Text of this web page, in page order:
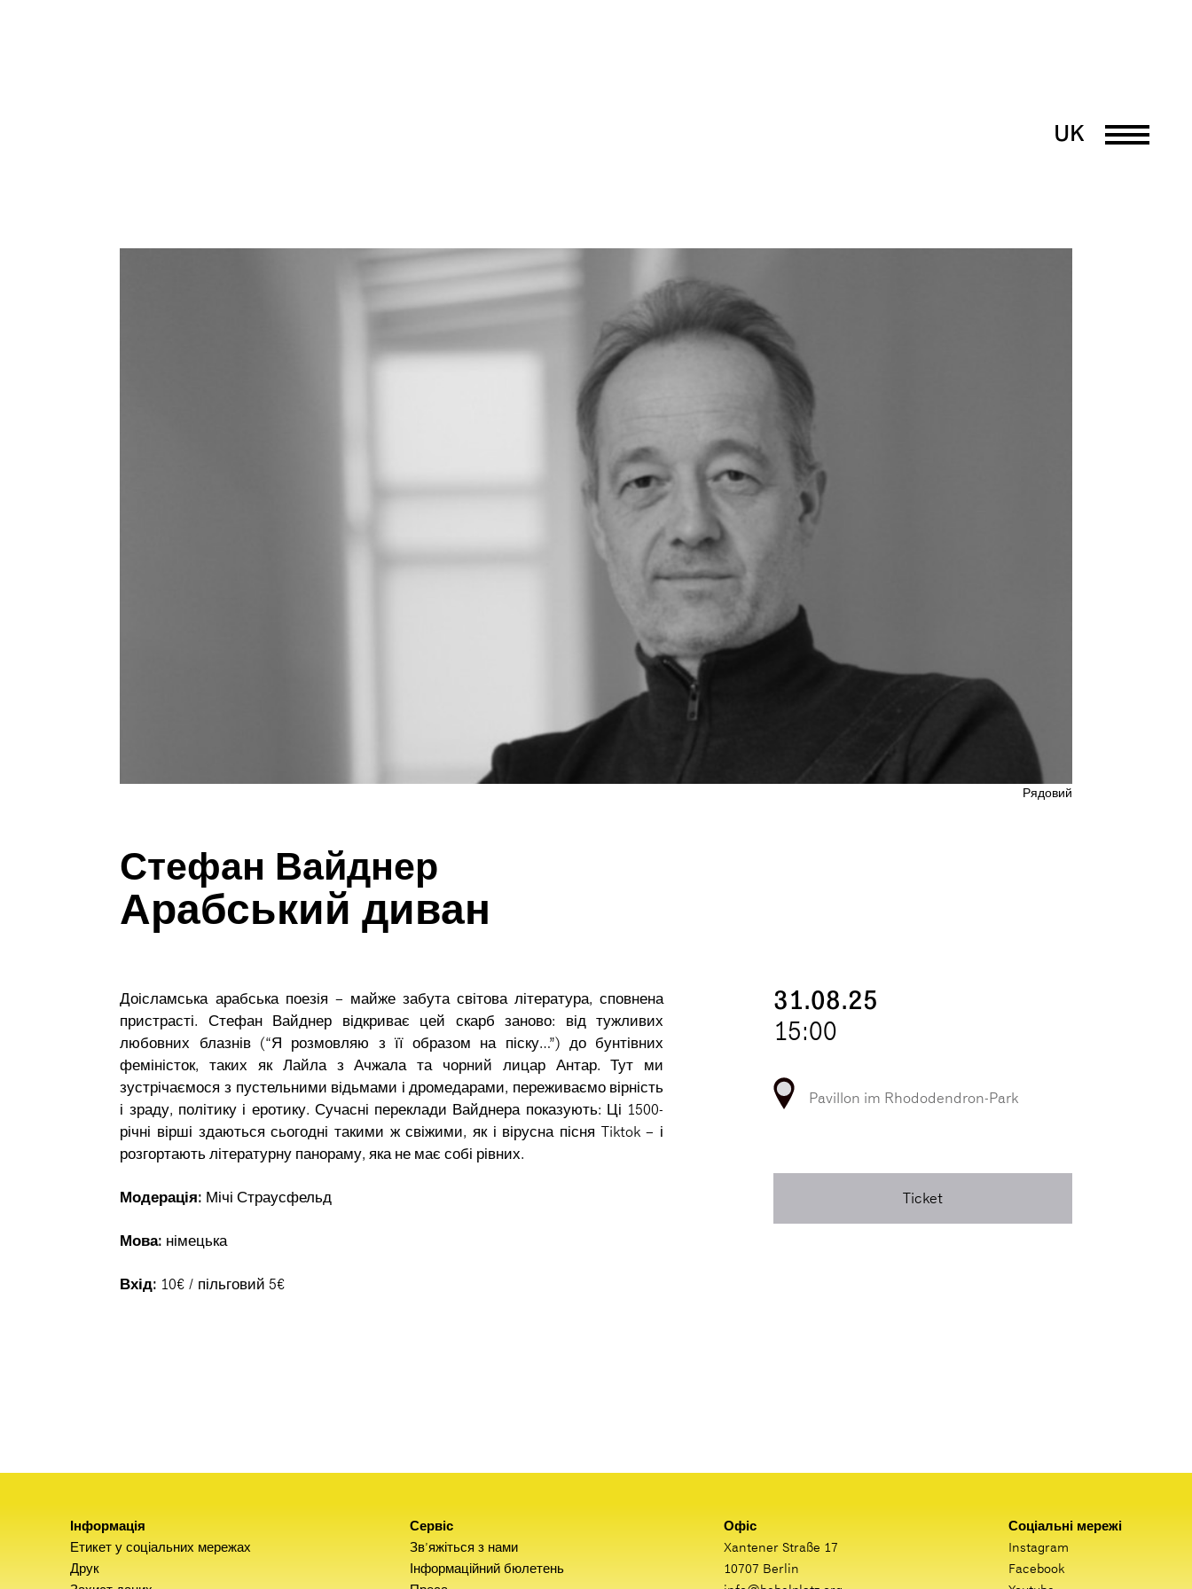
UK
Рядовий
Стефан Вайднер
Арабський диван
Доісламська арабська поезія – майже забута світова література, сповнена
пристрасті. Стефан Вайднер відкриває цей скарб заново: від тужливих
любовних блазнів (“Я розмовляю з її образом на піску…”) до бунтівних
феміністок, таких як Лайла з Ачжала та чорний лицар Антар. Тут ми
зустрічаємося з пустельними відьмами і дромедарами, переживаємо вірність
і зраду, політику і еротику. Сучасні переклади Вайднера показують: Ці 1500-
річні вірші здаються сьогодні такими ж свіжими, як і вірусна пісня Tiktok – і
розгортають літературну панораму, яка не має собі рівних.
Модерація: Мічі Страусфельд
Мова: німецька
Вхід: 10€ / пільговий 5€
31.08.25
15:00
Pavillon im Rhododendron-Park
Ticket
Інформація
Етикет у соціальних мережах
Друк
Сервіс
Зв’яжіться з нами
Інформаційний бюлетень
Офіс
Xantener Straße 17
10707 Berlin
Соціальні мережі
Instagram
Facebook